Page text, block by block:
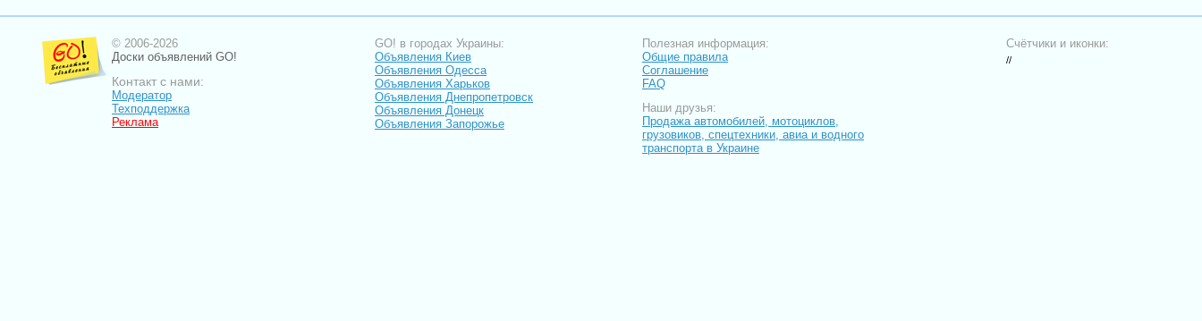
© 2006-2026
Доски объявлений GO!
Контакт с нами:
Модератор
Техподдержка
Реклама
GO! в городах Украины:
Объявления Киев
Объявления Одесса
Объявления Харьков
Объявления Днепропетровск
Объявления Донецк
Объявления Запорожье
Полезная информация:
Общие правила
Соглашение
FAQ
Наши друзья:
Продажа автомобилей, мотоциклов,
грузовиков, спецтехники, авиа и водного
транспорта в Украине
Счётчики и иконки:
//